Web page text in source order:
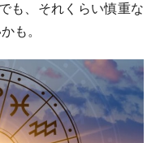
も、それくらい慎重な
も。